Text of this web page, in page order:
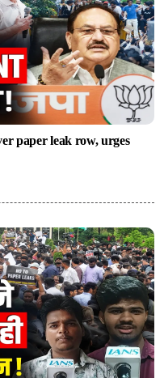
paper leak row, urges